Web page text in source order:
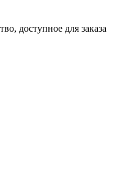
доступное для заказа